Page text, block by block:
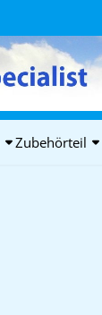
Zubehörteil